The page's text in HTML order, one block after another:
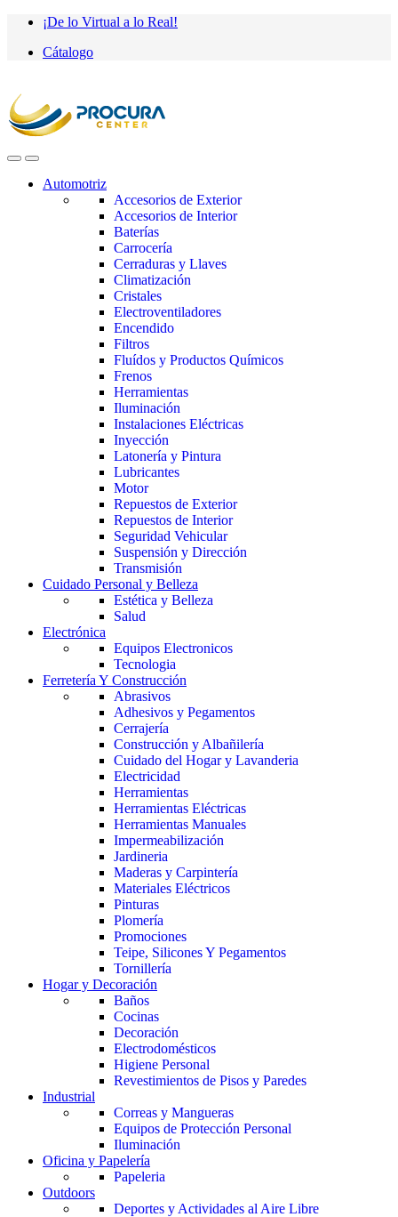
Saltar
navegación
saltar
contenido
¡De lo Virtual a lo Real!
Cátalogo
Automotriz
Accesorios de Exterior
Accesorios de Interior
Baterías
Carrocería
Cerraduras y Llaves
Climatización
Cristales
Electroventiladores
Encendido
Filtros
Fluídos y Productos Químicos
Frenos
Herramientas
Iluminación
Instalaciones Eléctricas
Inyección
Latonería y Pintura
Lubricantes
Motor
Repuestos de Exterior
Repuestos de Interior
Seguridad Vehicular
Suspensión y Dirección
Transmisión
Cuidado Personal y Belleza
Estética y Belleza
Salud
Electrónica
Equipos Electronicos
Tecnologia
Ferretería Y Construcción
Abrasivos
Adhesivos y Pegamentos
Cerrajería
Construcción y Albañilería
Cuidado del Hogar y Lavanderia
Electricidad
Herramientas
Herramientas Eléctricas
Herramientas Manuales
Impermeabilización
Jardineria
Maderas y Carpintería
Materiales Eléctricos
Pinturas
Plomería
Promociones
Teipe, Silicones Y Pegamentos
Tornillería
Hogar y Decoración
Baños
Cocinas
Decoración
Electrodomésticos
Higiene Personal
Revestimientos de Pisos y Paredes
Industrial
Correas y Mangueras
Equipos de Protección Personal
Iluminación
Oficina y Papelería
Papeleria
Outdoors
Deportes y Actividades al Aire Libre